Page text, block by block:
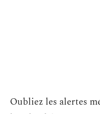
Oubliez les alertes